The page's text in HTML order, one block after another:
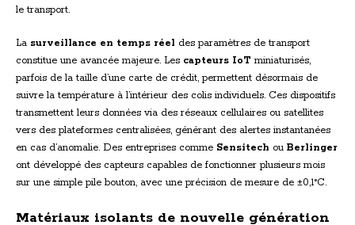
le transport.
La surveillance en temps réel des paramètres de transport
constitue une avancée majeure. Les capteurs IoT miniaturisés,
parfois de la taille d’une carte de crédit, permettent désormais de
suivre la température à l’intérieur des colis individuels. Ces dispositifs
transmettent leurs données via des réseaux cellulaires ou satellites
vers des plateformes centralisées, générant des alertes instantanées
en cas d’anomalie. Des entreprises comme Sensitech ou Berlinger
ont développé des capteurs capables de fonctionner plusieurs mois
sur une simple pile bouton, avec une précision de mesure de ±0,1°C.
Matériaux isolants de nouvelle génération